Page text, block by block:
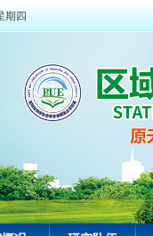
期四